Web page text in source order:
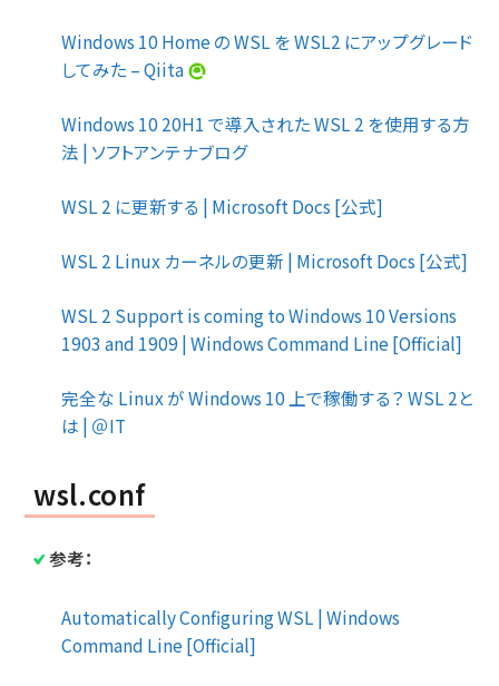
Windows 10 Home の WSL を WSL2 にアップグレード
してみた – Qiita
Windows 10 20H1 で導入された WSL 2 を使用する方
法 | ソフトアンテナブログ
WSL 2 に更新する | Microsoft Docs [公式]
WSL 2 Linux カーネルの更新 | Microsoft Docs [公式]
WSL 2 Support is coming to Windows 10 Versions
1903 and 1909 | Windows Command Line [Official]
完全な Linux が Windows 10 上で稼働する？ WSL 2と
は | ＠IT
wsl.conf
参考：
Automatically Configuring WSL | Windows
Command Line [Official]